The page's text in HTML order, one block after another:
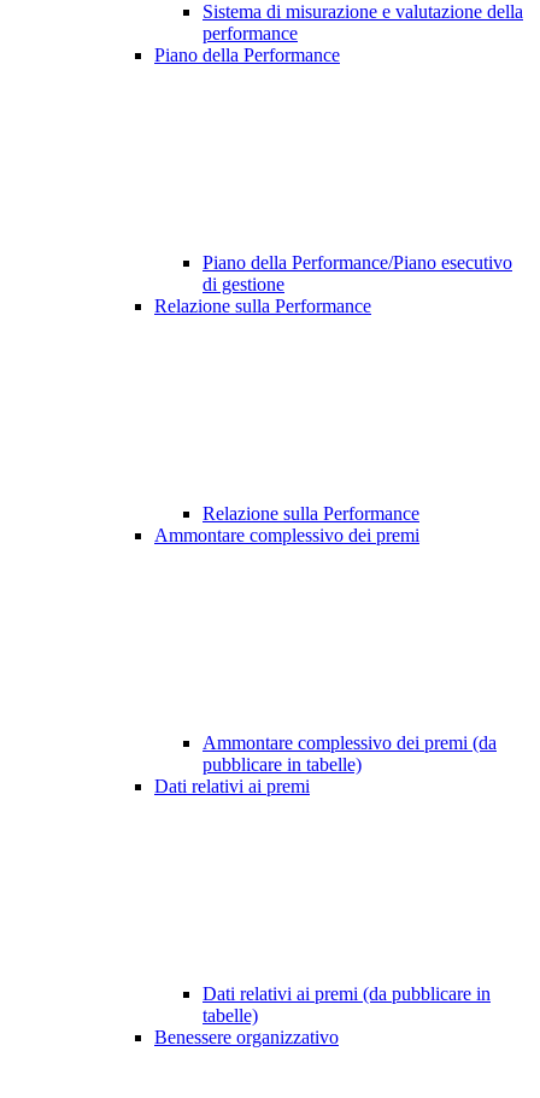
Sistema di misurazione e valutazione della
performance
Piano della Performance
Piano della Performance/Piano esecutivo
di gestione
Relazione sulla Performance
Relazione sulla Performance
Ammontare complessivo dei premi
Ammontare complessivo dei premi (da
pubblicare in tabelle)
Dati relativi ai premi
Dati relativi ai premi (da pubblicare in
tabelle)
Benessere organizzativo